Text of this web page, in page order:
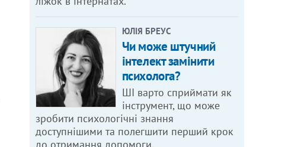
ЮЛІЯ БРЕУС
Чи може штучний
інтелект замінити
психолога?
ШІ варто сприймати як
інструмент, що може
зробити психологічні знання
доступнішими та полегшити перший крок